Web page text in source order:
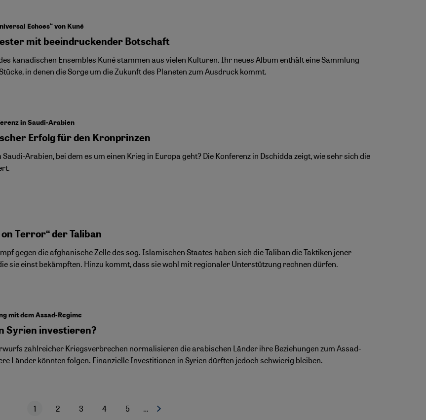
Echoes“ von Kuné
mit beeindruckender Botschaft
kanadischen Ensembles Kuné stammen aus vielen Kulturen. Ihr neues Album enthält eine Sammlung
in denen die Sorge um die Zukunft des Planeten zum Ausdruck kommt.
in Saudi-Arabien
Erfolg für den Kronprinzen
Saudi-Arabien, bei dem es um einen Krieg in Europa geht? Die Konferenz in Dschidda zeigt, wie sehr sich die
Terror“ der Taliban
gegen die afghanische Zelle des sog. Islamischen Staates haben sich die Taliban die Taktiken jener
sie einst bekämpften. Hinzu kommt, dass sie wohl mit regionaler Unterstützung rechnen dürfen.
mit dem Assad-Regime
Syrien investieren?
zahlreicher Kriegsverbrechen normalisieren die arabischen Länder ihre Beziehungen zum Assad-
Länder könnten folgen. Finanzielle Investitionen in Syrien dürften jedoch schwierig bleiben.
Aktuelle Seite
1
Seite
2
Seite
3
Seite
4
Seite
5 … Nächste Seite